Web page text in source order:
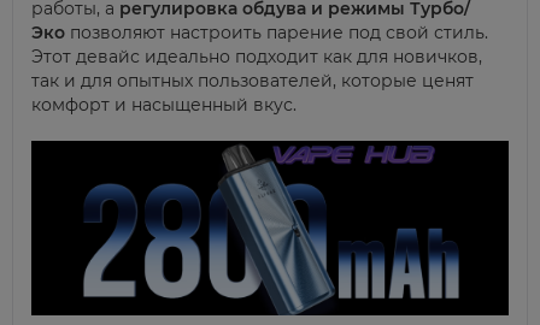
работы, а регулировка обдува и режимы Турбо/
Эко позволяют настроить парение под свой стиль.
Этот девайс идеально подходит как для новичков,
так и для опытных пользователей, которые ценят
комфорт и насыщенный вкус.